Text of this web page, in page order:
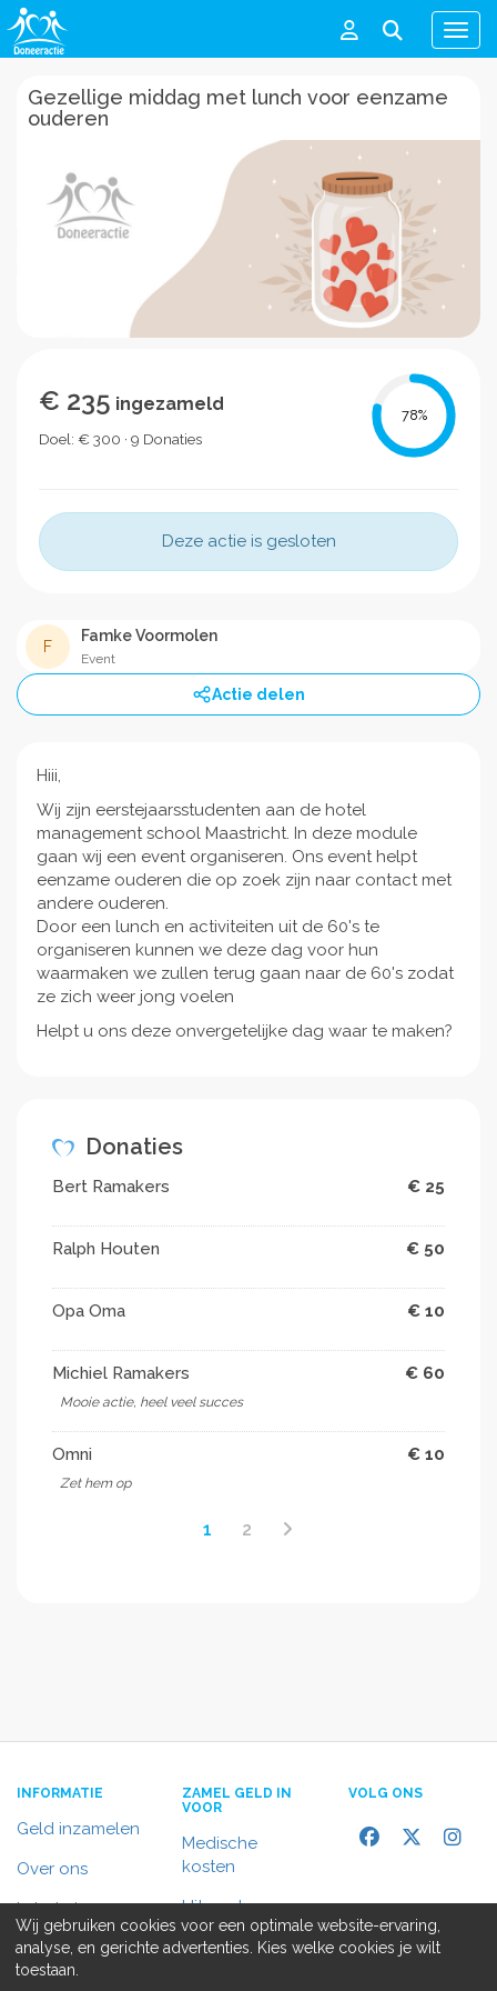
Menu
Gezellige middag met lunch voor eenzame
ouderen
€ 235 ingezameld
Doel: € 300 · 9 Donaties
78%
Deze actie is gesloten
F
Famke Voormolen
Event
Actie delen
Hiii,
Wij zijn eerstejaarsstudenten aan de hotel
management school Maastricht. In deze module
gaan wij een event organiseren. Ons event helpt
eenzame ouderen die op zoek zijn naar contact met
andere ouderen.
Door een lunch en activiteiten uit de 60's te
organiseren kunnen we deze dag voor hun
waarmaken we zullen terug gaan naar de 60's zodat
ze zich weer jong voelen
Helpt u ons deze onvergetelijke dag waar te maken?
Donaties
Bert Ramakers € 25
Ralph Houten € 50
Opa Oma € 10
Michiel Ramakers € 60
Mooie actie, heel veel succes
Omni € 10
Zet hem op
1 2
INFORMATIE
Geld inzamelen
Over ons
In het nieuws
Contact
ZAMEL GELD IN
VOOR
Medische
kosten
Uitvaart
Rolstoelbus
VOLG ONS
Wij gebruiken cookies voor een optimale website-ervaring,
analyse, en gerichte advertenties. Kies welke cookies je wilt
toestaan.